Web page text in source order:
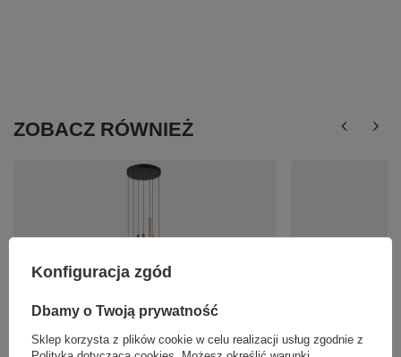
ZOBACZ RÓWNIEŻ
Okrągła lampa wisząca z siedmioma zwisami LED
670,00 zł szt. 163,00 zł
Konfiguracja zgód
Dbamy o Twoją prywatność
Sklep korzysta z plików cookie w celu realizacji usług zgodnie z